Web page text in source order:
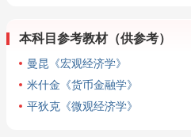
本科目参考教材（供参考）
曼昆《宏观经济学》
米什金《货币金融学》
平狄克《微观经济学》